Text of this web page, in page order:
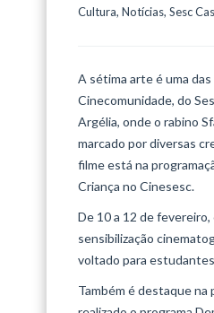
Cultura, Notícias, Sesc
A sétima arte é uma
Cinecomunidade, do
Argélia, onde o rabino
marcado por diversas
filme está na
Criança no Cinesesc.
De 10 a 12 de
sensibilização
voltado para
Também é destaque na